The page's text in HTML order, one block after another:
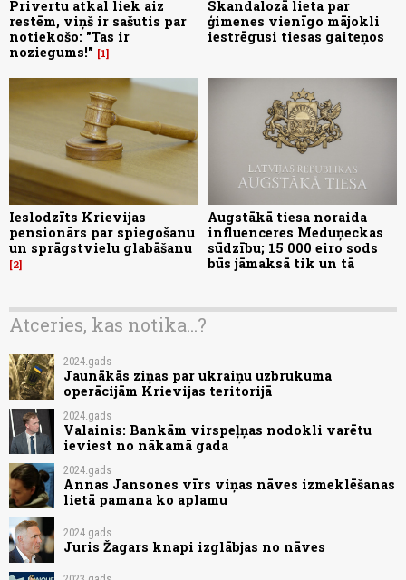
Privertu atkal liek aiz
restēm, viņš ir sašutis par
notiekošo: "Tas ir
noziegums!"
1
Skandalozā lieta par
ģimenes vienīgo mājokli
iestrēgusi tiesas gaiteņos
Ieslodzīts Krievijas
pensionārs par spiegošanu
un sprāgstvielu glabāšanu
2
Augstākā tiesa noraida
influenceres Meduņeckas
sūdzību; 15 000 eiro sods
būs jāmaksā tik un tā
Atceries, kas notika...?
2024.gads
Jaunākās ziņas par ukraiņu uzbrukuma
operācijām Krievijas teritorijā
2024.gads
Valainis: Bankām virspeļņas nodokli varētu
ieviest no nākamā gada
2024.gads
Annas Jansones vīrs viņas nāves izmeklēšanas
lietā pamana ko aplamu
2024.gads
Juris Žagars knapi izglābjas no nāves